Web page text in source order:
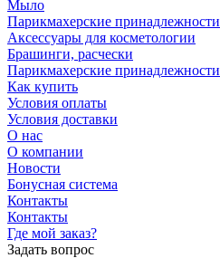
Мыло
Парикмахерские принадлежности
Аксессуары для косметологии
Брашинги, расчески
Парикмахерские принадлежности
Как купить
Условия оплаты
Условия доставки
О нас
О компании
Новости
Бонусная система
Контакты
Контакты
Где мой заказ?
Задать вопрос